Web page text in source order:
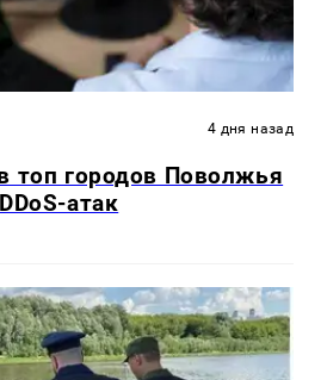
4 дня назад
топ городов Поволжья
атак